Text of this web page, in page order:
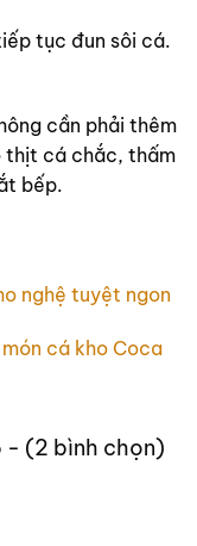
tục đun sôi cá.
cần phải thêm
thịt cá chắc, thấm
bếp.
nghệ tuyệt ngon
cá kho Coca
(2 bình chọn)